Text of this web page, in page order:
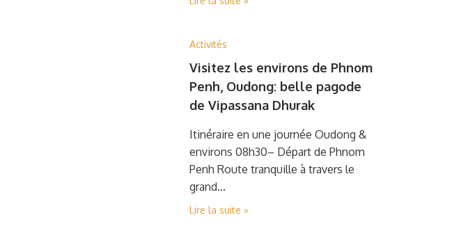
Activités
Visitez les environs de Phnom
Penh, Oudong: belle pagode
de Vipassana Dhurak
Itinéraire en une journée Oudong &
environs 08h30– Départ de Phnom
Penh Route tranquille à travers le
grand...
Lire la suite »